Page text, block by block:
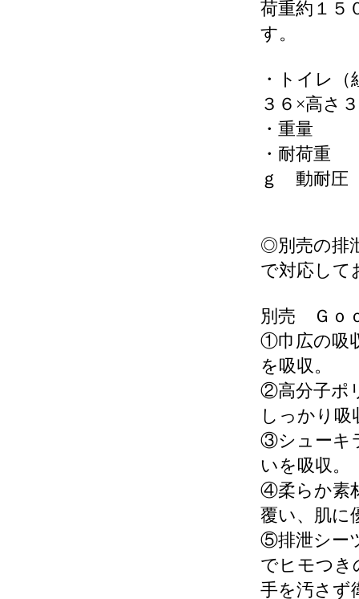
荷重約１５
す。
・トイレ
３６×高さ
・重
・耐
ｇ 動耐圧
◎別売の排
で対応して
別売 Ｇｏ
①巾広の吸
を吸収。
②高分子ポ
しっかり吸
③シューキ
いを吸収。
④柔らか素
覆い、肌に
⑤排泄シー
でヒモつき
手を汚さず